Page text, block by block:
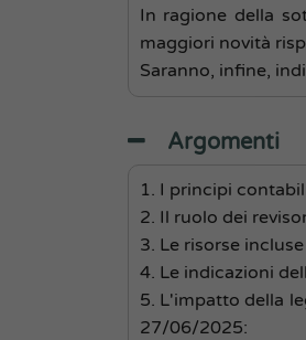
In ragione della
maggiori novità
Saranno, infine,
Argomenti
1. I principi
2. Il ruolo dei
3. Le risorse
4. Le indicazioni
5. L'impatto della
27/06/2025: